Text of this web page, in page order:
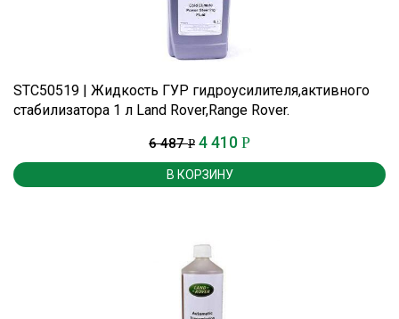
STC50519 | Жидкость ГУР гидроусилителя,активного
стабилизатора 1 л Land Rover,Range Rover.
6 487Р 4 410 Р
В КОРЗИНУ